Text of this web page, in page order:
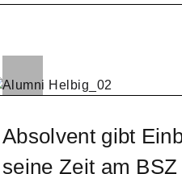
Absolvent gibt
seine Zeit am BSZ